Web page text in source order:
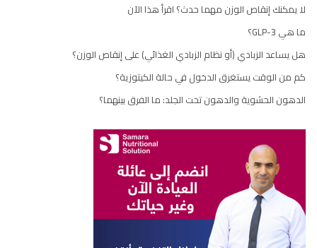
لا يمكنك إنقاص الوزن مهما حدث؟ اقرأ هذا الآن
ما هي GLP-3؟
هل يساعد الزبادي (أو نظام الزبادي الغذائي) على إنقاص الوزن؟
كم من الوقت يستغرق الدخول في حالة الكيتوزية؟
الدهون الحشوية والدهون تحت الجلد: ما الفرق بينهما؟